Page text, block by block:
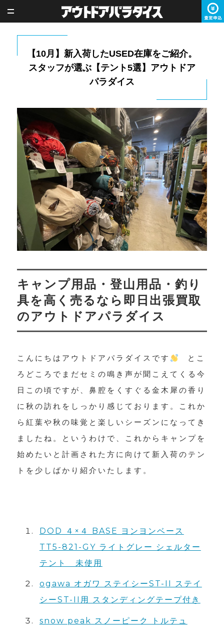
【10月】新入荷したUSED在庫をご紹介。
スタッフが選ぶ【テント5選】アウトドア
パラダイス
キャンプ用品・登山用品・釣り
具を高く売るなら即日出張買取
のアウトドアパラダイス
こんにちはアウトドアパラダイスです
とこ
ろどころでまだセミの鳴き声が聞こえてくる今
日この頃ですが、鼻腔をくすぐる金木犀の香り
に秋の訪れをしっかり感じております。これか
ら紅葉や秋の味覚と楽しいシーズンになってき
ましたね。というわけで、これからキャンプを
始めたいと計画された方に向けて新入荷のテン
トを少しばかり紹介いたします。
DOD ４×４ BASE ヨンヨンベース
TT5-821-GY ライトグレー シェルター
テント 未使用
ogawa オガワ ステイシーST-II ステイ
シーST-II用 スタンディングテープ付き
snow peak スノーピーク トルテュ